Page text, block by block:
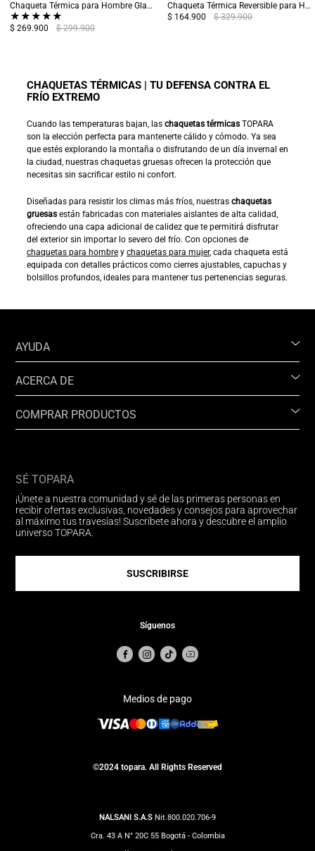
Chaqueta Térmica para Hombre Glaciares Verde
★★★★★
$ 269.900 $ 299.900
Chaqueta Térmica Reversible para Hombre Tama Verde
$ 164.900
$ 329.900
CHAQUETAS TÉRMICAS | TU DEFENSA CONTRA EL
FRÍO EXTREMO
Cuando las temperaturas bajan, las chaquetas térmicas TOPARA
son la elección perfecta para mantenerte cálido y cómodo. Ya sea
que estés explorando la montaña o disfrutando de un día invernal en
la ciudad, nuestras chaquetas gruesas ofrecen la protección que
necesitas sin sacrificar estilo ni confort.
Diseñadas para resistir los climas más fríos, nuestras chaquetas
gruesas están fabricadas con materiales aislantes de alta calidad,
ofreciendo una capa adicional de calidez que te permitirá disfrutar
del exterior sin importar lo severo del frío. Con opciones de
chaquetas para hombre y chaquetas para mujer, cada chaqueta está
equipada con detalles prácticos como cierres ajustables, capuchas y
bolsillos profundos, ideales para mantener tus pertenencias seguras.
AYUDA
ACERCA DE
COMPRAR PRODUCTOS
SÉ TOPARA
¡Únete a nuestra comunidad y sé de las primeras personas en
recibir ofertas exclusivas, novedades y consejos para aprovechar
al máximo tus travesías! Suscríbete ahora y descubre el amplio
universo TOPARA.
SUSCRIBIRSE
Síguenos
Medios de pago
©2024 topara. All Rights Reserved
NALSANI S.A.S Nit.800.020.706-9
Cra. 43 A N° 20C 55 Bogotá - Colombia